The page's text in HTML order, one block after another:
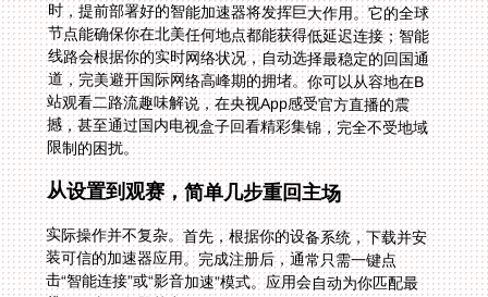
限制的困扰。
从设置到观赛，简单几步重回主场
实际操作并不复杂。首先，根据你的设备系统，下载并安
装可信的加速器应用。完成注册后，通常只需一键点
击“智能连接”或“影音加速”模式。应用会自动为你匹配最
优的国内服务器节点。连接成功后，打开你手机或电脑里
尘封已久的国内直播App——无论是腾讯体育、咪咕视
频，还是央视频、B站。你会发现，那些曾经灰暗的“直播
中”按钮，重新亮了起来。点进去，熟悉的中文解说声音